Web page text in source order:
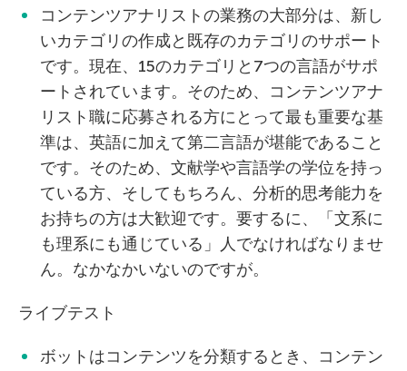
コンテンツアナリストの業務の大部分は、新し
いカテゴリの作成と既存のカテゴリのサポート
です。現在、15のカテゴリと7つの言語がサポ
ートされています。そのため、コンテンツアナ
リスト職に応募される方にとって最も重要な基
準は、英語に加えて第二言語が堪能であること
です。そのため、文献学や言語学の学位を持っ
ている方、そしてもちろん、分析的思考能力を
お持ちの方は大歓迎です。要するに、「文系に
も理系にも通じている」人でなければなりませ
ん。なかなかいないのですが。
ライブテスト
ボットはコンテンツを分類するとき、コンテン